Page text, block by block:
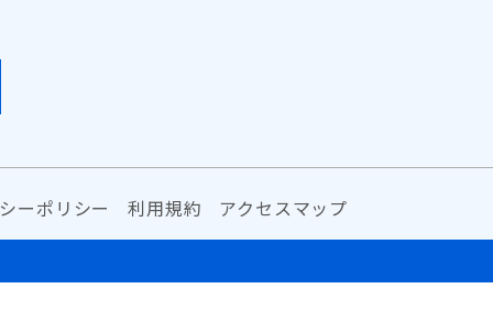
ーポリシー 利用規約 アクセスマップ